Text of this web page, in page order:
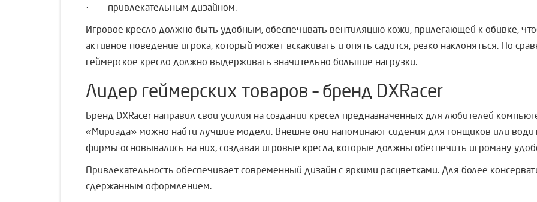
· привлекательным дизайном.
Игровое кресло должно быть удобным, обеспечивать вентиляцию кожи, прилегающей к обивке,
активное поведение игрока, который может вскакивать и опять садится, резко наклоняться. По
геймерское кресло должно выдерживать значительно большие нагрузки.
Лидер геймерских товаров – бренд DXRacer
Бренд DXRacer направил свои усилия на создании кресел предназначенных для любителей
«Мириада» можно найти лучшие модели. Внешне они напоминают сидения для гонщиков или
фирмы основывались на них, создавая игровые кресла, которые должны обеспечить игроману
Привлекательность обеспечивает современный дизайн с яркими расцветками. Для более
сдержанным оформлением.